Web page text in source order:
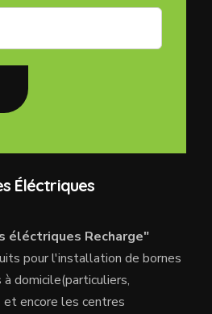
Éléctriques
éléctriques Recharge"
pour l'installation de bornes
domicile(particuliers,
encore les centres